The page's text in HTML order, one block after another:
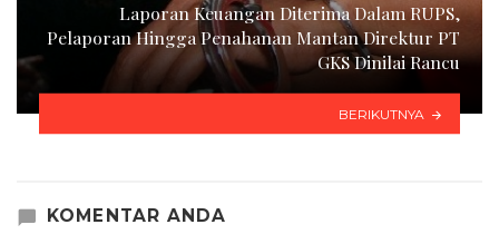
Laporan Keuangan Diterima Dalam RUPS,
Pelaporan Hingga Penahanan Mantan Direktur PT
GKS Dinilai Rancu
BERIKUTNYA
KOMENTAR ANDA